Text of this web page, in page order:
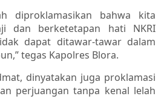
diproklamasikan bahwa kita
dan berketetapan hati NKRI
dapat ditawar-tawar dalam
tegas Kapolres Blora.
dinyatakan juga proklamasi
perjuangan tanpa kenal lelah